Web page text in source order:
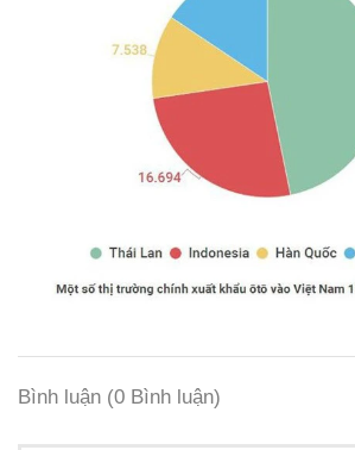
Bình luận (0 Bình luận)